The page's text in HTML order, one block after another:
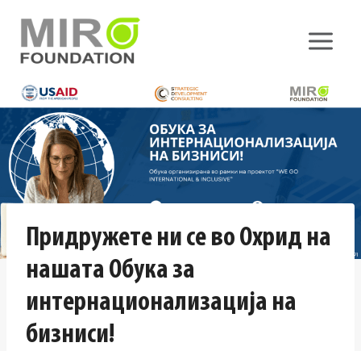
content
Придружете ни се во Охрид на
нашата Обука за
интернационализација на
бизниси!